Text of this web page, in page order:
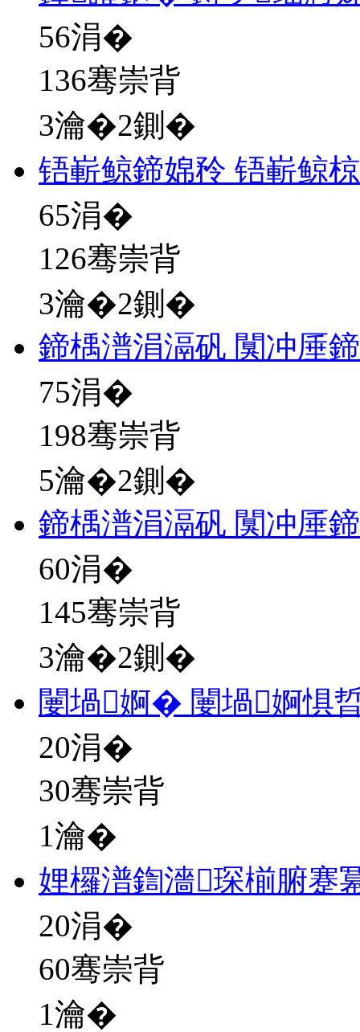
56涓�
136骞崇背
3瀹�2鍘�
铻嶄鲸鍗婂矝 铻嶄鲸
65涓�
126骞崇背
3瀹�2鍘�
鍗楀潽涓滆矾 闃冲厜
75涓�
198骞崇背
5瀹�2鍘�
鍗楀潽涓滆矾 闃冲厜
60涓�
145骞崇背
3瀹�2鍘�
闄堝婀� 闄堝婀惧
20涓�
30骞崇背
1瀹�
娌欏潽鍧濇琛椾腑蹇
20涓�
60骞崇背
1瀹�